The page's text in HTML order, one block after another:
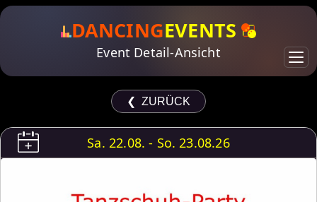
DANCINGEVENTS
Event Detail-Ansicht
❮ ZURÜCK
Sa. 22.08. - So. 23.08.26